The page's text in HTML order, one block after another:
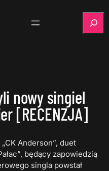
nowy singiel
[RECENZJA]
Anderson”, duet
będący zapowiedzią
singla powstał